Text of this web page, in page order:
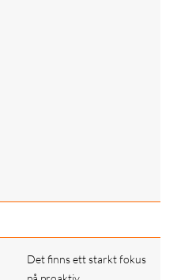
Det finns ett starkt fokus